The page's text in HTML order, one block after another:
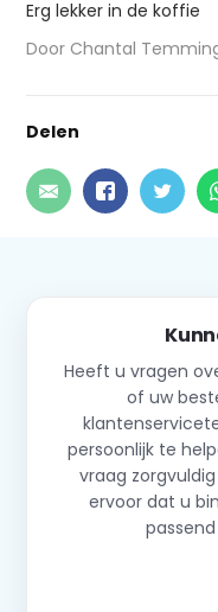
Erg lekker in de koffie
Door Chantal
Delen
Heeft u vragen
of uw
persoonlijk te
vraag
ervoor dat u